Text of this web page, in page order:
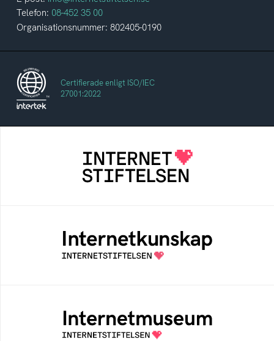
Telefon: 08-452 35 00
Organisationsnummer: 802405-0190
Certifierade enligt ISO/IEC
27001:2022
Internetstiftelsen verkar för ett internet som
bidrar positivt till människan och samhället
Samlad kunskap som hjälper dig att bli en
säker och medveten internetanvändare
Ett digitalt museum som byggts, och kureras
av Internetstiftelsen